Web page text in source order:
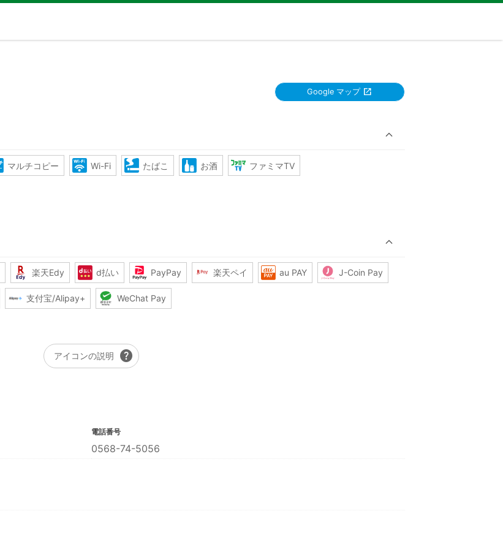
Google マップ
マルチコピー Wi-Fi たばこ お酒 ファミマTV
楽天Edy d払い PayPay 楽天ペイ au PAY J-Coin Pay
支付宝/Alipay+ WeChat Pay
アイコンの説明 help
電話番号
0568-74-5056